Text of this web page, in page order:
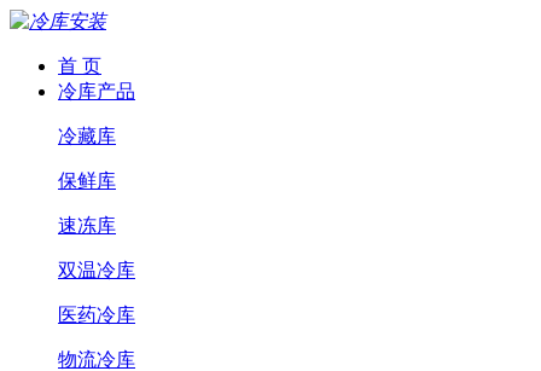
首 页
冷库产品
冷藏库
保鲜库
速冻库
双温冷库
医药冷库
物流冷库